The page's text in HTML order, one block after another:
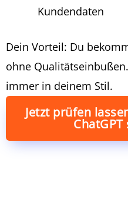
Kundendaten
Dein Vorteil: Du
ohne
immer in deinem Stil.
Jetzt prüfen